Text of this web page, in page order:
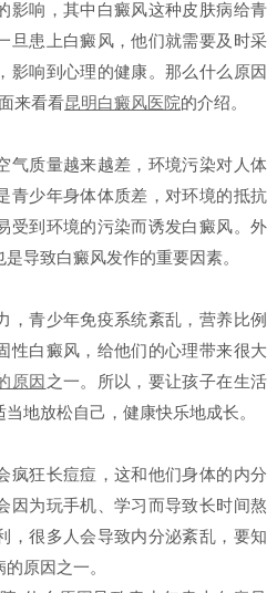
影响，其中白癜风这种皮肤病给青
旦患上白癜风，他们就需要及时采
，影响到心理的健康。那么什么原因
来看看昆明白癜风医院的介绍。
质量越来越差，环境污染对人体
青少年身体体质差，对环境的抵抗
受到环境的污染而诱发白癜风。外
导致白癜风发作的重要因素。
青少年免疫系统紊乱，营养比例
性白癜风，给他们的心理带来很大
原因 之一。所以，要让孩子在生活
地放松自己，健康快乐地成长。
狂长痘痘，这和他们身体的内分
因为玩手机、学习而导致长时间熬
，很多人会导致内分泌紊乱，要知
原因之一。